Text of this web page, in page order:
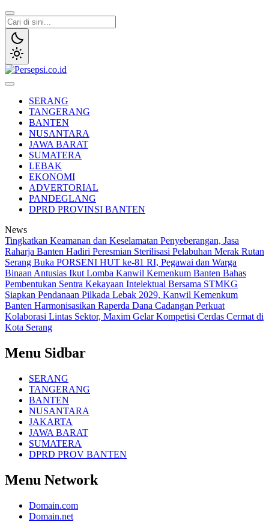
Lewati
ke
konten
SERANG
TANGERANG
BANTEN
NUSANTARA
JAWA BARAT
SUMATERA
LEBAK
EKONOMI
ADVERTORIAL
PANDEGLANG
DPRD PROVINSI BANTEN
News
Tingkatkan Keamanan dan Keselamatan Penyeberangan, Jasa
Raharja Banten Hadiri Peresmian Sterilisasi Pelabuhan Merak Rutan
Serang Buka PORSENI HUT ke-81 RI, Pegawai dan Warga
Binaan Antusias Ikut Lomba Kanwil Kemenkum Banten Bahas
Pembentukan Sentra Kekayaan Intelektual Bersama STMKG
Siapkan Pendanaan Pilkada Lebak 2029, Kanwil Kemenkum
Banten Harmonisasikan Raperda Dana Cadangan Perkuat
Kolaborasi Lintas Sektor, Maxim Gelar Kompetisi Cerdas Cermat di
Kota Serang
Menu Sidbar
SERANG
TANGERANG
BANTEN
NUSANTARA
JAKARTA
JAWA BARAT
SUMATERA
DPRD PROV BANTEN
Menu Network
Domain.com
Domain.net